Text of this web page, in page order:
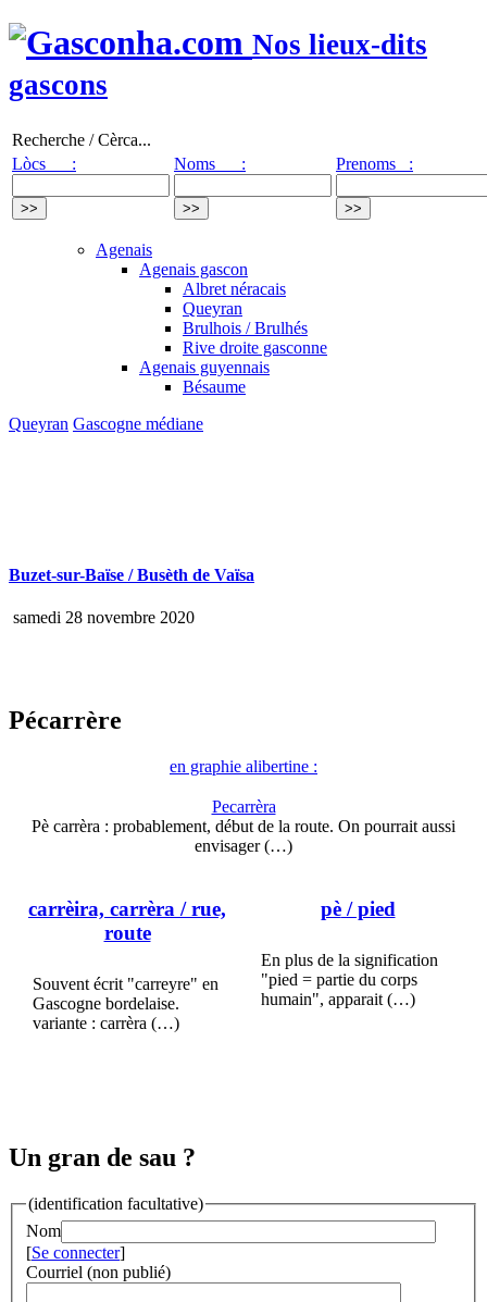
Nos lieux-dits
gascons
Recherche / Cèrca...
Lòcs :
Noms : Prenoms :
Agenais
Agenais gascon
Albret néracais
Queyran
Brulhois / Brulhés
Rive droite gasconne
Agenais guyennais
Bésaume
Queyran Gascogne médiane
Buzet-sur-Baïse / Busèth de Vaïsa
samedi 28 novembre 2020
Pécarrère
en graphie alibertine :
Pecarrèra
Pè carrèra : probablement, début de la route. On pourrait aussi
envisager (…)
carrèira, carrèra / rue,
route
Souvent écrit "carreyre" en
Gascogne bordelaise.
variante : carrèra (…)
pè/ pied
En plus de la signification
"pied = partie du corps
humain", apparait (…)
Un gran de sau ?
(identification facultative)
Nom
[Se connecter]
Courriel (non publié)